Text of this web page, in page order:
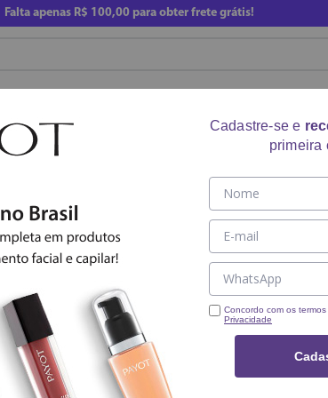
Falta apenas R$ 100,00para obter frete grátis!
PRODUTO
Nenhum produto
O que eu devo fazer?
Tente utilizar
Utilize termos
Cadastre-se e
primeira
Concordo com os
Privacidade